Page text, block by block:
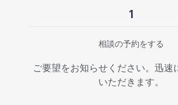
1
相談の予約をする
ご要望をお知らせください。迅速
いただきます。